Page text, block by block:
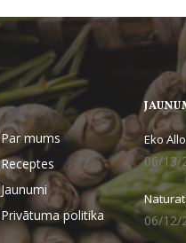
Par mums
Receptes
Jaunumi
Privātuma politika
Eko
06/13/
06/12/